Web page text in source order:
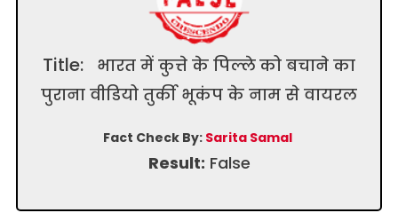
Title:
भारत में कुत्ते के पिल्ले को बचाने का
पुराना वीडियो तुर्की भूकंप के नाम से वायरल
Fact Check By: Sarita Samal
Result: False